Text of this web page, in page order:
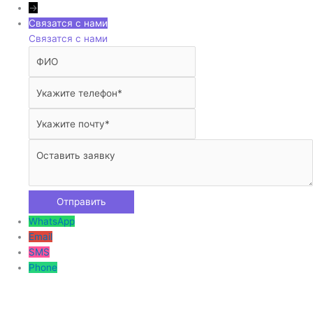
→
Связатся с нами
Связатся с нами
WhatsApp
Email
SMS
Phone